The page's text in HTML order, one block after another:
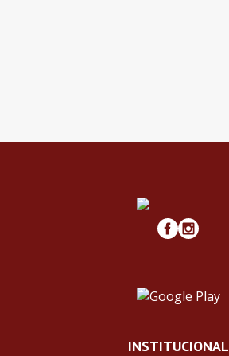
INSTITUCIONAL